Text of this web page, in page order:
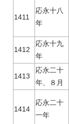
1411
応永十八
年
1412
応永十九
年
1413
応永二十
年、８月
1414
応永二十
一年